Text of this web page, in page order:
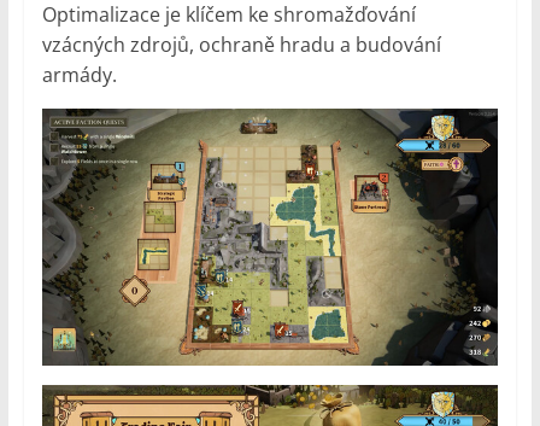
Optimalizace je klíčem ke shromažďování
vzácných zdrojů, ochraně hradu a budování
armády.